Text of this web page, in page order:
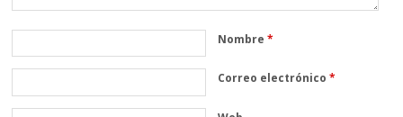
Nombre*
Correo electrónico*